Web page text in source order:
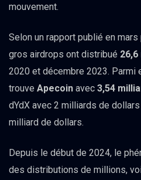
mouvement.
Selon un rapport publié en mars
gros airdrops ont distribué
2020 et décembre 2023. Parmi
trouve Apecoin avec 3,54
dYdX avec 2 milliards de
milliard de dollars.
Depuis le début de 2024, le
des distributions de millions,